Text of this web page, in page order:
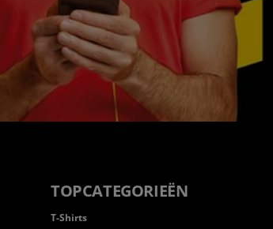
TOPCATEGORIEËN
T-Shirts